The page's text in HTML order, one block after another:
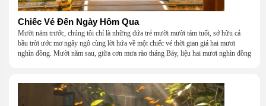
Chiếc Vé Đến Ngày Hôm Qua
Mười năm trước, chúng tôi chỉ là những đứa trẻ mười mười tám tuổi, sở hữu cả
bầu trời ước mơ ngây ngô cùng lời hứa về một chiếc vé thời gian giá hai mươi
nghìn đồng. Mười năm sau, giữa cơn mưa rào tháng Bảy, liệu hai mươi nghìn đồng